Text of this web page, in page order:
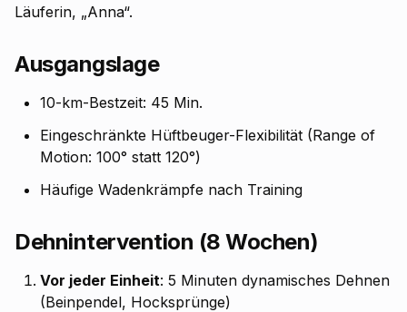
Läuferin, „Anna“.
Ausgangslage
10-km-Bestzeit: 45 Min.
Eingeschränkte Hüftbeuger-Flexibilität (Range of
Motion: 100° statt 120°)
Häufige Wadenkrämpfe nach Training
Dehnintervention (8 Wochen)
Vor jeder Einheit: 5 Minuten dynamisches Dehnen
(Beinpendel, Hocksprünge)